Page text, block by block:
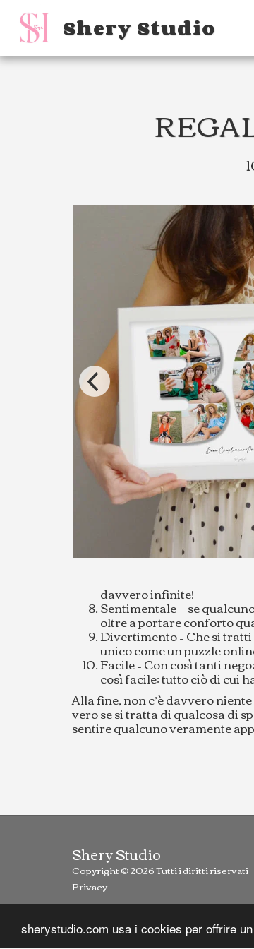
sherystudio.com usa i cookies per offrire
Shery Studio
davvero infinite!
Sentimentale – se
oltre a portare conforto
Divertimento – Che si
unico come un puzzle
Facile – Con così tanti
così facile: tutto ciò di cui
Alla fine, non c’è davvero
vero se si tratta di qualcosa di
sentire qualcuno veramente
Shery Studio
Copyright © 2026 Tutti i diritti riservati
Privacy